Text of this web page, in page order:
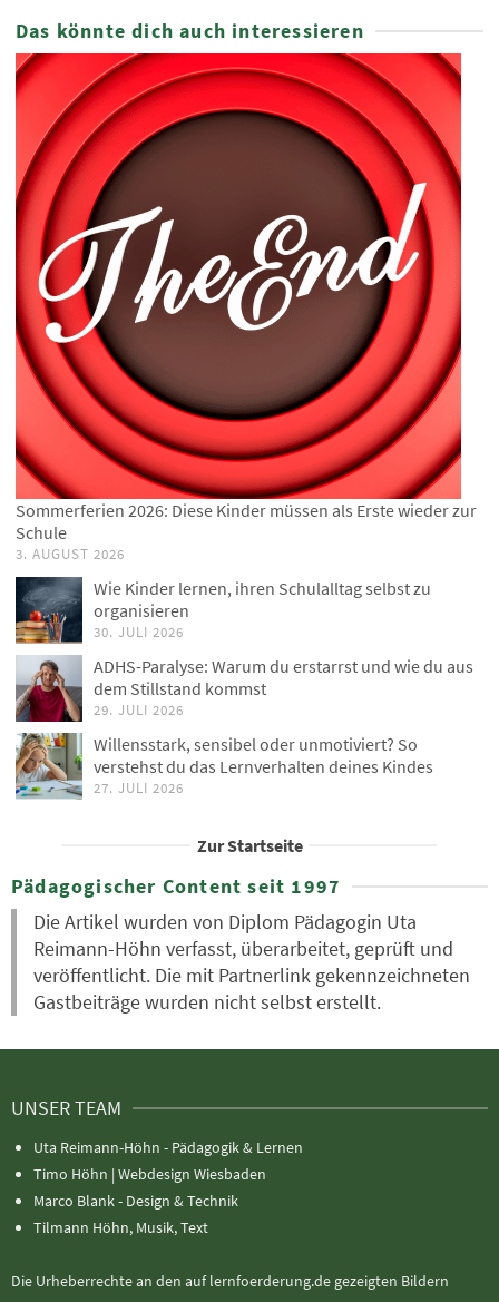
Das könnte dich auch interessieren
Sommerferien 2026: Diese Kinder müssen als Erste wieder zur
Schule
3. AUGUST 2026
Wie Kinder lernen, ihren Schulalltag selbst zu
organisieren
30. JULI 2026
ADHS-Paralyse: Warum du erstarrst und wie du aus
dem Stillstand kommst
29. JULI 2026
Willensstark, sensibel oder unmotiviert? So
verstehst du das Lernverhalten deines Kindes
27. JULI 2026
Zur Startseite
Pädagogischer Content seit 1997
Die Artikel wurden von Diplom Pädagogin Uta
Reimann-Höhn verfasst, überarbeitet, geprüft und
veröffentlicht. Die mit Partnerlink gekennzeichneten
Gastbeiträge wurden nicht selbst erstellt.
UNSER TEAM
Uta Reimann-Höhn - Pädagogik & Lernen
Timo Höhn | Webdesign Wiesbaden
Marco Blank - Design & Technik
Tilmann Höhn, Musik, Text
Die Urheberrechte an den auf lernfoerderung.de gezeigten Bildern